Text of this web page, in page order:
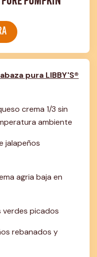
pura LIBBY'S®
crema 1/3 sin
ambiente
jalapeños
agria baja en
verdes picados
rebanados y